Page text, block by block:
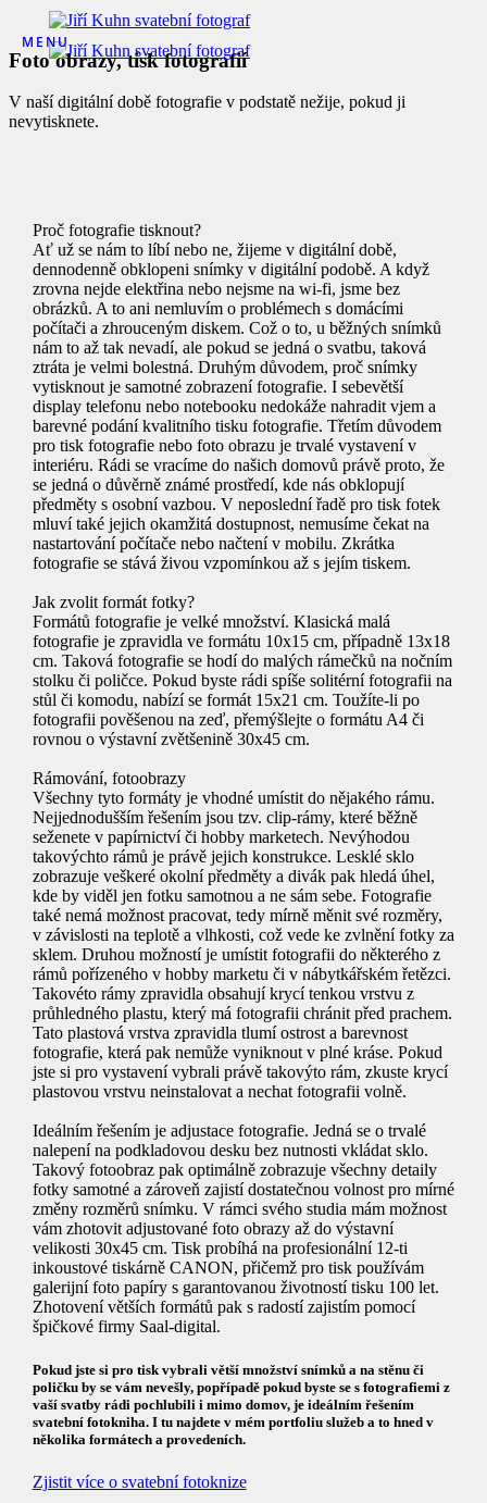
MENU
Foto obrazy, tisk fotografií
V naší digitální době fotografie v podstatě nežije, pokud ji
nevytisknete.
Proč fotografie tisknout?
Ať už se nám to líbí nebo ne, žijeme v digitální době,
dennodenně obklopeni snímky v digitální podobě. A když
zrovna nejde elektřina nebo nejsme na wi-fi, jsme bez
obrázků. A to ani nemluvím o problémech s domácími
počítači a zhrouceným diskem. Což o to, u běžných snímků
nám to až tak nevadí, ale pokud se jedná o svatbu, taková
ztráta je velmi bolestná. Druhým důvodem, proč snímky
vytisknout je samotné zobrazení fotografie. I sebevětší
display telefonu nebo notebooku nedokáže nahradit vjem a
barevné podání kvalitního tisku fotografie. Třetím důvodem
pro tisk fotografie nebo foto obrazu je trvalé vystavení v
interiéru. Rádi se vracíme do našich domovů právě proto, že
se jedná o důvěrně známé prostředí, kde nás obklopují
předměty s osobní vazbou. V neposlední řadě pro tisk fotek
mluví také jejich okamžitá dostupnost, nemusíme čekat na
nastartování počítače nebo načtení v mobilu. Zkrátka
fotografie se stává živou vzpomínkou až s jejím tiskem.
Jak zvolit formát fotky?
Formátů fotografie je velké množství. Klasická malá
fotografie je zpravidla ve formátu 10x15 cm, případně 13x18
cm. Taková fotografie se hodí do malých rámečků na nočním
stolku či poličce. Pokud byste rádi spíše solitérní fotografii na
stůl či komodu, nabízí se formát 15x21 cm. Toužíte-li po
fotografii pověšenou na zeď, přemýšlejte o formátu A4 či
rovnou o výstavní zvětšenině 30x45 cm.
Rámování, fotoobrazy
Všechny tyto formáty je vhodné umístit do nějakého rámu.
Nejjednodušším řešením jsou tzv. clip-rámy, které běžně
seženete v papírnictví či hobby marketech. Nevýhodou
takovýchto rámů je právě jejich konstrukce. Lesklé sklo
zobrazuje veškeré okolní předměty a divák pak hledá úhel,
kde by viděl jen fotku samotnou a ne sám sebe. Fotografie
také nemá možnost pracovat, tedy mírně měnit své rozměry,
v závislosti na teplotě a vlhkosti, což vede ke zvlnění fotky za
sklem. Druhou možností je umístit fotografii do některého z
rámů pořízeného v hobby marketu či v nábytkářském řetězci.
Takovéto rámy zpravidla obsahují krycí tenkou vrstvu z
průhledného plastu, který má fotografii chránit před prachem.
Tato plastová vrstva zpravidla tlumí ostrost a barevnost
fotografie, která pak nemůže vyniknout v plné kráse. Pokud
jste si pro vystavení vybrali právě takovýto rám, zkuste krycí
plastovou vrstvu neinstalovat a nechat fotografii volně.
Ideálním řešením je adjustace fotografie. Jedná se o trvalé
nalepení na podkladovou desku bez nutnosti vkládat sklo.
Takový fotoobraz pak optimálně zobrazuje všechny detaily
fotky samotné a zároveň zajistí dostatečnou volnost pro mírné
změny rozměrů snímku. V rámci svého studia mám možnost
vám zhotovit adjustované foto obrazy až do výstavní
velikosti 30x45 cm. Tisk probíhá na profesionální 12-ti
inkoustové tiskárně CANON, přičemž pro tisk používám
galerijní foto papíry s garantovanou životností tisku 100 let.
Zhotovení větších formátů pak s radostí zajistím pomocí
špičkové firmy Saal-digital.
Pokud jste si pro tisk vybrali větší množství snímků a na stěnu či
poličku by se vám nevešly, popřípadě pokud byste se s fotografiemi z
vaší svatby rádi pochlubili i mimo domov, je ideálním řešením
svatební fotokniha. I tu najdete v mém portfoliu služeb a to hned v
několika formátech a provedeních.
Zjistit více o svatební fotoknize